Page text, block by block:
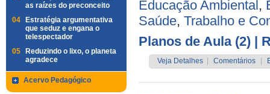
as raízes do preconceito
04
Estratégia argumentativa
que seduz e engana o
telespectador
05
Reduzindo o lixo, o planeta
agradece
Acervo Pedagógico
Educação Ambiental,
Saúde, Trabalho e
Planos de Aula (2) |
Veja Detalhes Comentários